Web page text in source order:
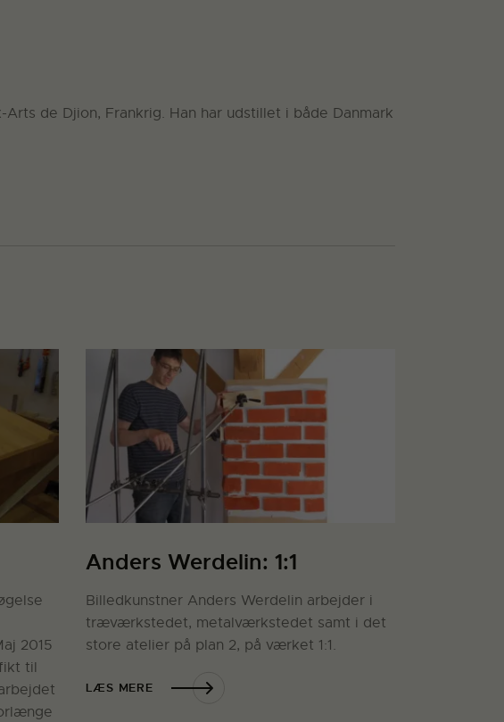
de Djion, Frankrig. Han har udstillet i både Danmark
2015
til
Anders Werdelin: 1:1
Billedkunstner Anders Werdelin arbejder i
træværkstedet, metalværkstedet samt i det
store atelier på plan 2, på værket 1:1.
LÆS MERE